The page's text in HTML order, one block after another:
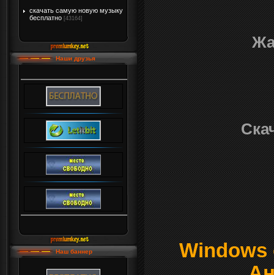
скачать самую новую музыку
бесплатно [43164]
Наши друзья
Наш баннер
Windows